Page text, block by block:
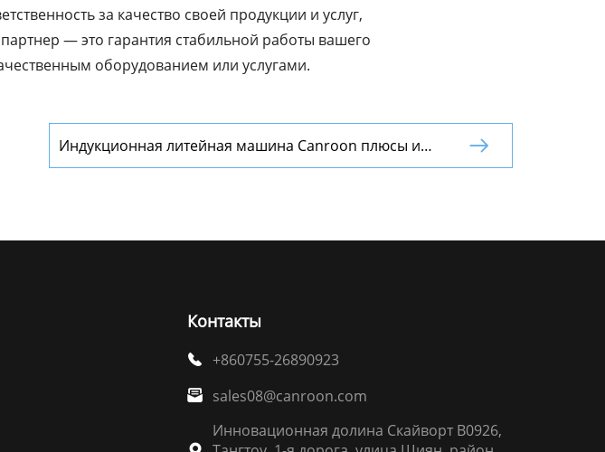
за качество своей продукции и услуг,
— это гарантия стабильной работы вашего
оборудованием или услугами.
Индукционная литейная машина Canroon плюсы и
минусы

Контакты
 +860755-26890923
 sales08@canroon.com
Инновационная долина Скайворт B0926,